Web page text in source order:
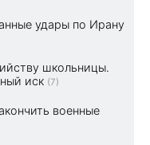
удары по Ирану
школьницы.
иск (7)
военные